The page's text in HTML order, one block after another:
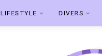
LIFESTYLE DIVERS